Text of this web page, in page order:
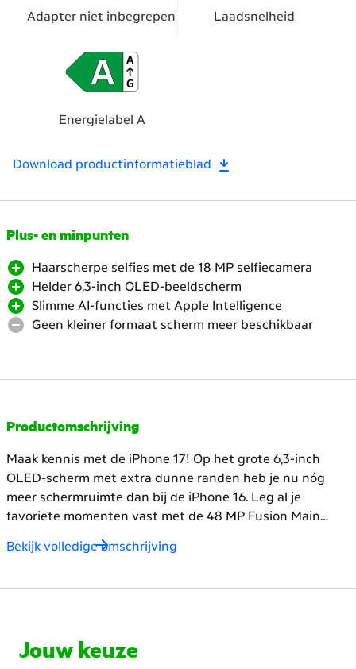
Jouw keuze
Adapter niet inbegrepen Laadsnelheid
Energielabel A
Download productinformatieblad
Scroll
beneden.
Heropen
de
headings
Plus- en minpunten
Haarscherpe selfies met de 18 MP selfiecamera
Helder 6,3-inch OLED-beeldscherm
Slimme AI-functies met Apple Intelligence
Geen kleiner formaat scherm meer beschikbaar
Productomschrijving
Maak kennis met de iPhone 17! Op het grote 6,3-inch
OLED-scherm met extra dunne randen heb je nu nóg
meer schermruimte dan bij de iPhone 16. Leg al je
favoriete momenten vast met de 48 MP Fusion Main
camera en geniet van de nieuwe 18 MP Centre Stage
camera! Op selfies sta jij altijd duidelijk in het middelpunt
wil fotograferen, een mooie zonsondergang of gewoon
apps goed werken, zelfs als je veel tegelijk doet. Ook is de
Bekijk volledige omschrijving